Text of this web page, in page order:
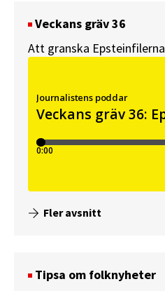
Veckans gräv 36
Att granska Epsteinfilerna
Fler avsnitt
Tipsa om folknyheter